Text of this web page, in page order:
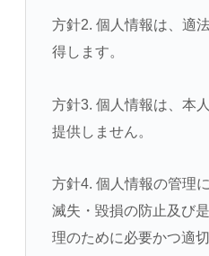
方針2. 個人情報は、適
得します。
方針3. 個人情報は、本
提供しません。
方針4. 個人情報の管理
滅失・毀損の防止及び
理のために必要かつ適